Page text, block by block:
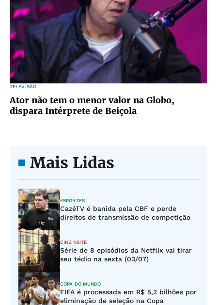
TELEVISÃO
Ator não tem o menor valor na Globo,
dispara Intérprete de Beiçola
Mais Lidas
ESPORTES
CazéTV é banida pela CBF e perde
direitos de transmissão de competição
CINEINSITE
Série de 8 episódios da Netflix vai tirar
seu tédio na sexta (03/07)
COPA DO MUNDO
FIFA é processada em R$ 5,2 bilhões por
eliminação de seleção na Copa